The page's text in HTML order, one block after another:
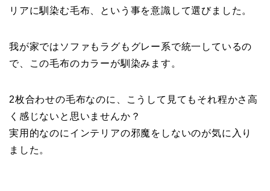
リアに馴染む毛布、という事を意識して選びました。
我が家ではソファもラグもグレー系で統一しているの
で、この毛布のカラーが馴染みます。
2枚合わせの毛布なのに、こうして見てもそれ程かさ高
く感じないと思いませんか？
実用的なのにインテリアの邪魔をしないのが気に入り
ました。